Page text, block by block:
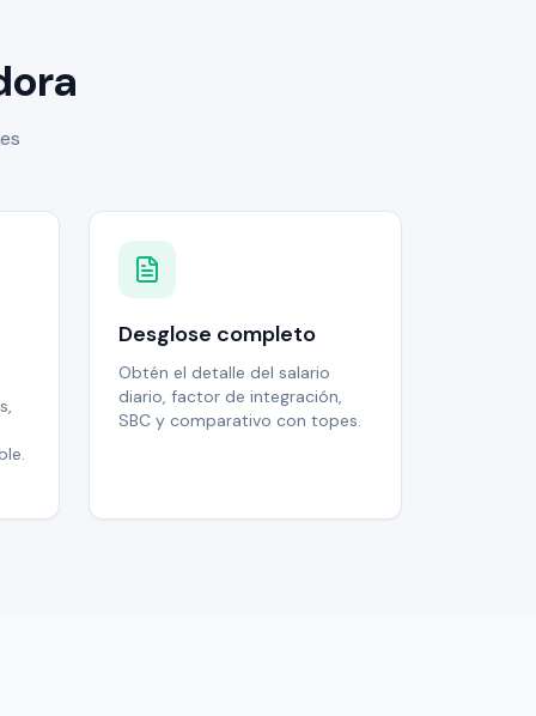
Desglose completo
Obtén el detalle del salario
diario, factor de integración,
SBC y comparativo con topes.